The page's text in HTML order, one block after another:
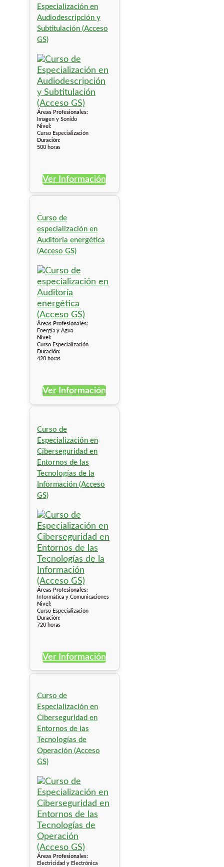
Especialización en
Audiodescripción y
Subtitulación (Acceso
GS)
Áreas Profesionales:
Imagen y Sonido
Nivel:
Curso Especialización
Duración:
500 horas
Ver Información
Curso de
especialización en
Auditoría energética
(Acceso GS)
Áreas Profesionales:
Energía y Agua
Nivel:
Curso Especialización
Duración:
420 horas
Ver Información
Curso de
Especialización en
Ciberseguridad en
Entornos de las
Tecnologías de la
Información (Acceso
GS)
Áreas Profesionales:
Informática y Comunicaciones
Nivel:
Curso Especialización
Duración:
720 horas
Ver Información
Curso de
Especialización en
Ciberseguridad en
Entornos de las
Tecnologías de
Operación (Acceso
GS)
Áreas Profesionales:
Electricidad y Electrónica